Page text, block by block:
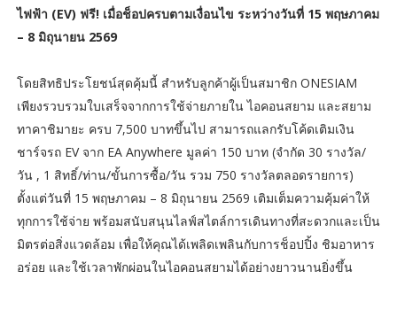
ไฟฟ้า (EV) ฟรี! เมื่อช็อปครบตามเงื่อนไข ระหว่างวันที่ 15 พฤษภาคม
– 8 มิถุนายน 2569
โดยสิทธิประโยชน์สุดคุ้มนี้ สำหรับลูกค้าผู้เป็นสมาชิก ONESIAM
เพียงรวบรวมใบเสร็จจากการใช้จ่ายภายใน ไอคอนสยาม และสยาม
ทาคาชิมายะ ครบ 7,500 บาทขึ้นไป สามารถแลกรับโค้ดเติมเงิน
ชาร์จรถ EV จาก EA Anywhere มูลค่า 150 บาท (จำกัด 30 รางวัล/
วัน , 1 สิทธิ์/ท่าน/ขั้นการซื้อ/วัน รวม 750 รางวัลตลอดรายการ)
ตั้งแต่วันที่ 15 พฤษภาคม – 8 มิถุนายน 2569 เติมเต็มความคุ้มค่าให้
ทุกการใช้จ่าย พร้อมสนับสนุนไลฟ์สไตล์การเดินทางที่สะดวกและเป็น
มิตรต่อสิ่งแวดล้อม เพื่อให้คุณได้เพลิดเพลินกับการช็อปปิ้ง ชิมอาหาร
อร่อย และใช้เวลาพักผ่อนในไอคอนสยามได้อย่างยาวนานยิ่งขึ้น